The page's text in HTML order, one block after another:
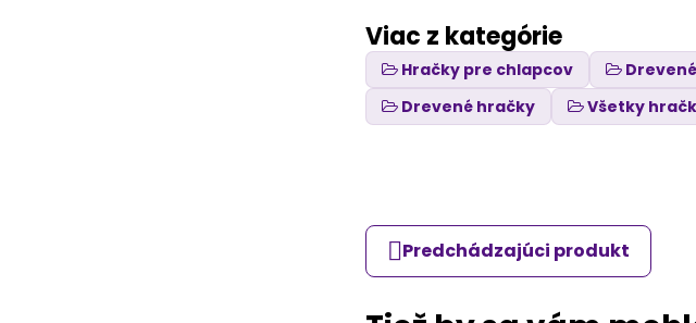
Viac z kategórie
Hračky pre chlapcov
Drevené hračky
Všetky
Predchádzajúci produkt